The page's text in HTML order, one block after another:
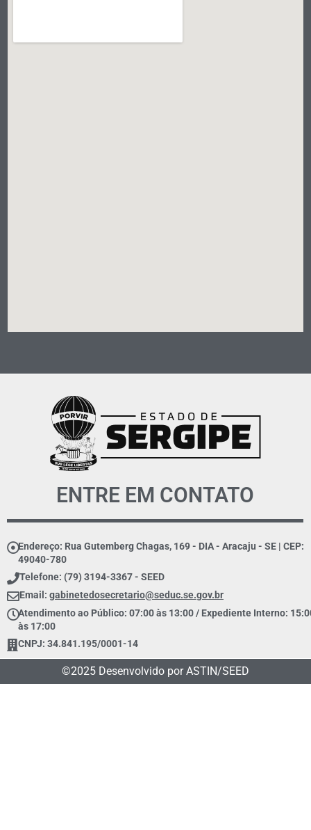
ENTRE EM CONTATO
Endereço: Rua Gutemberg Chagas, 169 - DIA - Aracaju - SE | CEP:
49040-780
Telefone: (79) 3194-3367 - SEED
Email: gabinetedosecretario@seduc.se.gov.br
Atendimento ao Público: 07:00 às 13:00 / Expediente Interno:
às 17:00
CNPJ: 34.841.195/0001-14
©2025 Desenvolvido por ASTIN/SEED